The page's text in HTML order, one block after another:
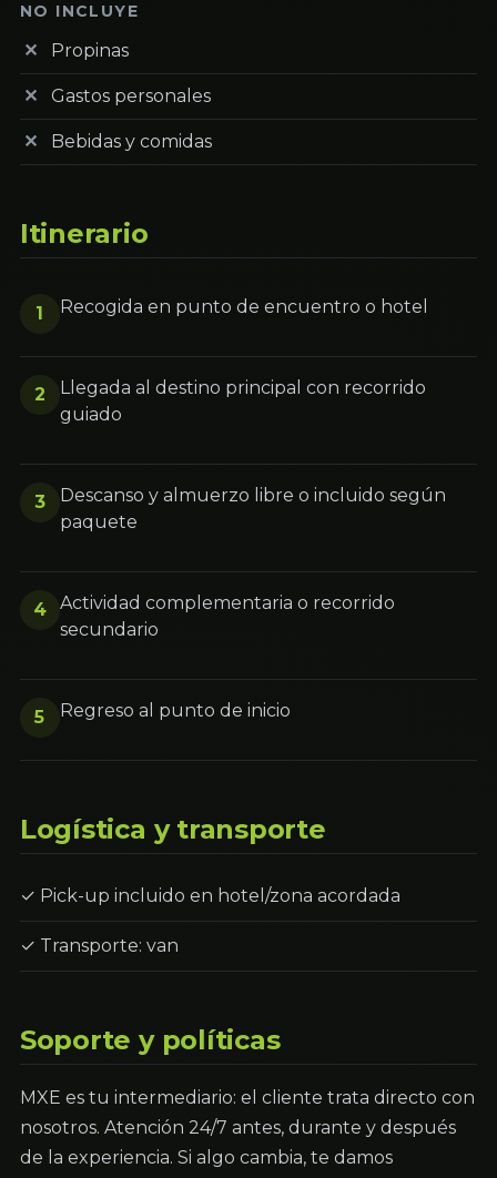
NO INCLUYE
Propinas
Gastos personales
Bebidas y comidas
Itinerario
1 Recogida en punto de encuentro o hotel
2
Llegada al destino principal con recorrido
guiado
3
Descanso y almuerzo libre o incluido según
paquete
4
Actividad complementaria o recorrido
secundario
5 Regreso al punto de inicio
Logística y transporte
✓ Pick-up incluido en hotel/zona acordada
✓ Transporte: van
Soporte y políticas
MXE es tu intermediario: el cliente trata directo con
nosotros. Atención 24/7 antes, durante y después
de la experiencia. Si algo cambia, te damos